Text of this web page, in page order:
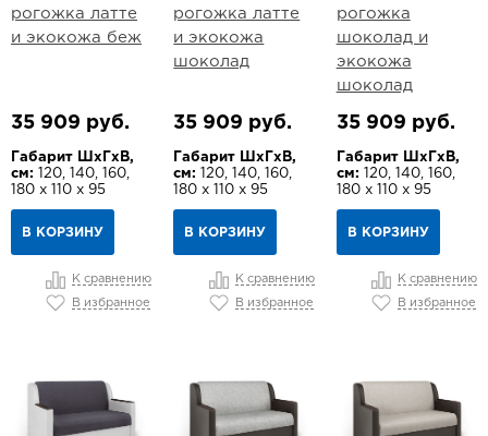
рогожка латте
и экокожа беж
35 909 руб.
Габарит ШхГхВ,
см: 120, 140, 160,
180 х 110 х 95
В КОРЗИНУ
К сравнению
В избранное
рогожка латте
и экокожа
шоколад
35 909 руб.
Габарит ШхГхВ,
см:
120, 140, 160,
180 х 110 х 95
В КОРЗИНУ
К сравнению
В избранное
рогожка
шоколад и
экокожа
шоколад
35 909 руб.
Габарит ШхГхВ,
см: 120, 140, 160,
180 х 110 х 95
В КОРЗИНУ
К сравнению
В избранное